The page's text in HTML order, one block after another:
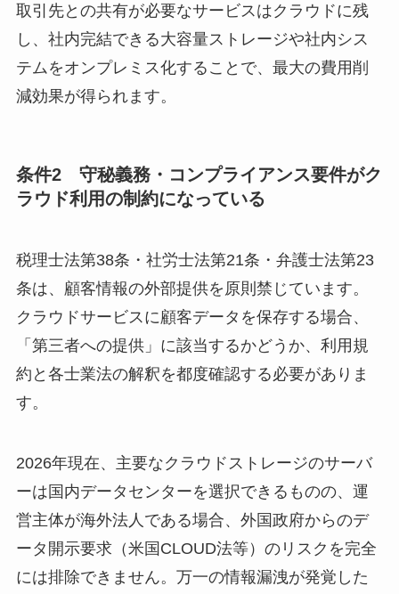
取引先との共有が必要なサービスはクラウドに残
し、社内完結できる大容量ストレージや社内シス
テムをオンプレミス化することで、最大の費用削
減効果が得られます。
条件2 守秘義務・コンプライアンス要件がク
ラウド利用の制約になっている
税理士法第38条・社労士法第21条・弁護士法第23
条は、顧客情報の外部提供を原則禁じています。
クラウドサービスに顧客データを保存する場合、
「第三者への提供」に該当するかどうか、利用規
約と各士業法の解釈を都度確認する必要がありま
す。
2026年現在、主要なクラウドストレージのサーバ
ーは国内データセンターを選択できるものの、運
営主体が海外法人である場合、外国政府からのデ
ータ開示要求（米国CLOUD法等）のリスクを完全
には排除できません。万一の情報漏洩が発覚した